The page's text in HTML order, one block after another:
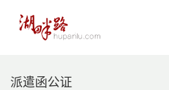
派遣函公证